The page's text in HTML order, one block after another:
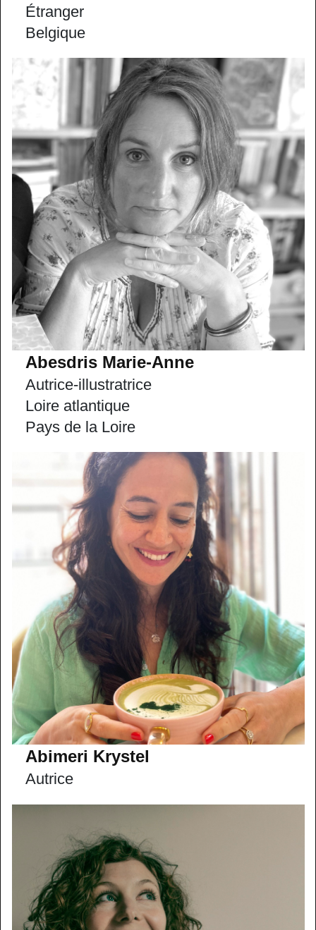
Étranger
Belgique
Abesdris Marie-Anne
Autrice-illustratrice
Loire atlantique
Pays de la Loire
Abimeri Krystel
Autrice